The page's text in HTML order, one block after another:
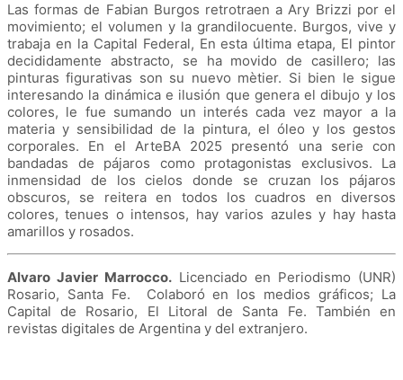
Las formas de Fabian Burgos retrotraen a Ary Brizzi por el
movimiento; el volumen y la grandilocuente. Burgos, vive y
trabaja en la Capital Federal, En esta última etapa, El pintor
decididamente abstracto, se ha movido de casillero; las
pinturas figurativas son su nuevo mètier. Si bien le sigue
interesando la dinámica e ilusión que genera el dibujo y los
colores, le fue sumando un interés cada vez mayor a la
materia y sensibilidad de la pintura, el óleo y los gestos
corporales. En el ArteBA 2025 presentó una serie con
bandadas de pájaros como protagonistas exclusivos. La
inmensidad de los cielos donde se cruzan los pájaros
obscuros, se reitera en todos los cuadros en diversos
colores, tenues o intensos, hay varios azules y hay hasta
amarillos y rosados.
Alvaro Javier Marrocco. Licenciado en Periodismo (UNR)
Rosario, Santa Fe. Colaboró en los medios gráficos; La
Capital de Rosario, El Litoral de Santa Fe. También en
revistas digitales de Argentina y del extranjero.